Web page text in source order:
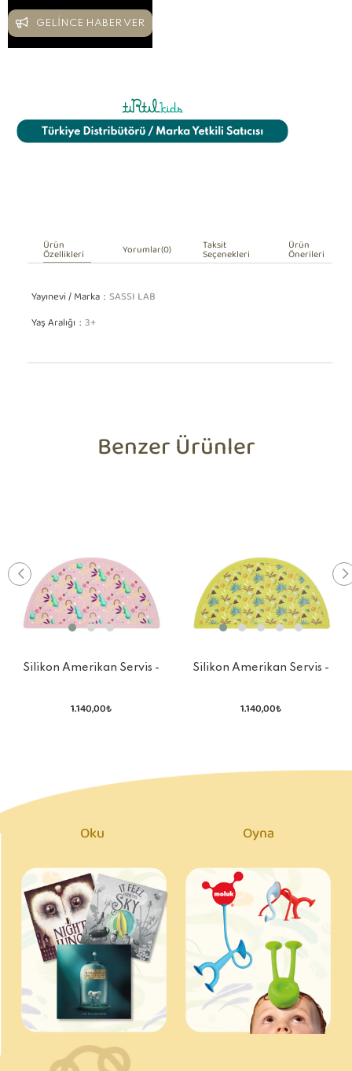
GELINCE HABER VER
Ürün
Özellikleri Yorumlar(0) Taksit
Seçenekleri Ürün
Önerileri
Yayınevi / Marka SASSI LAB
Yaş Aralığı 3+
Benzer Ürünler
Silikon Amerikan Servis -
1.140,00₺
Silikon Amerikan Servis -
1.140,00₺
Oku Oyna